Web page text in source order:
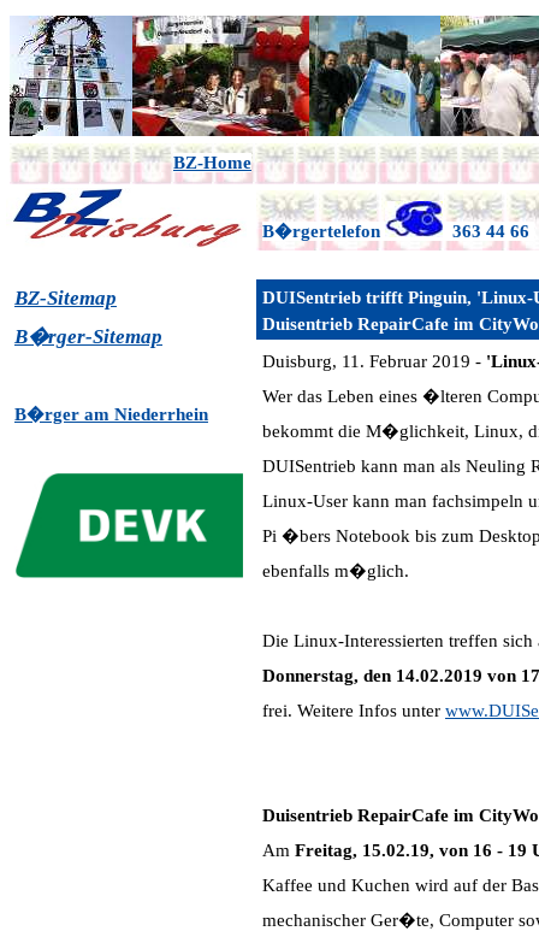
BZ-Home
BZ-Sitemap
B�rger-Sitemap
B�rger am Niederrhein
B�rgertelefon 363 44 66
DUISentrieb trifft Pinguin, 'Linux-
Duisentrieb RepairCafe im
Duisburg, 11. Februar 2019 -
Wer das Leben eines �lteren
bekommt die M�glichkeit, Linux,
DUISentrieb kann man als Neuling
Linux-User kann man fachsimpeln
Pi �bers Notebook bis zum
ebenfalls m�glich.
Die Linux-Interessierten treffen sich
Donnerstag, den 14.02.2019 von
frei. Weitere Infos unter
Duisentrieb RepairCafe im
Am Freitag, 15.02.19, von 16 - 19
Kaffee und Kuchen wird auf der
mechanischer Ger�te, Computer